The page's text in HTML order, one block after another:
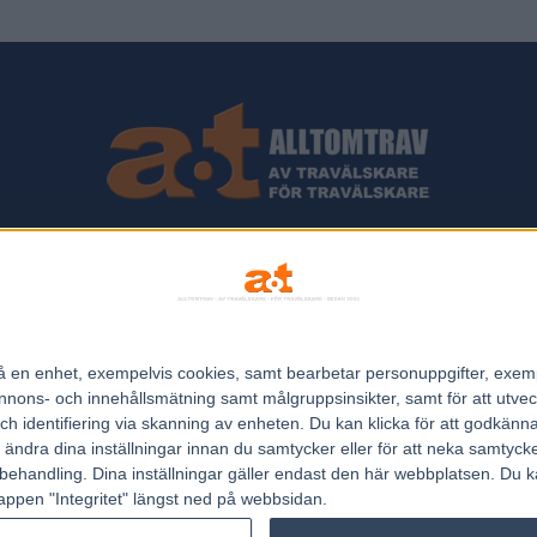
enhet, exempelvis cookies, samt bearbetar personuppgifter,
och innehållsmätning samt målgruppsinsikter, samt för att
identifiering via skanning av enheten. Du kan klicka för att
dina inställningar innan du samtycker eller för att neka
Dina inställningar gäller endast den här webbplatsen. Du
"Integritet" längst ned på webbsidan.
Allt Om Trav - För Travälskare - Av Travälskare - sedan 2005.
Kontakta oss:kontakt@regemedia.se